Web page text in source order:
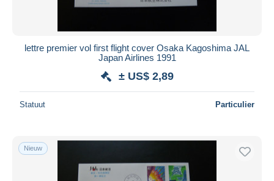
lettre premier vol first flight cover Osaka Kagoshima JAL
Japan Airlines 1991
± US$ 2,89
Statuut Particulier
Nieuw